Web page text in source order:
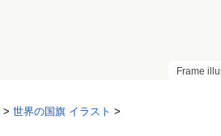
Frame
> 世界の国旗 イラスト >